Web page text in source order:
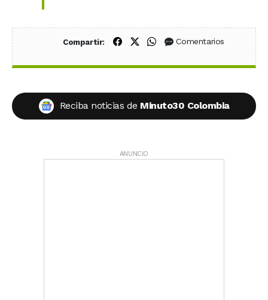
Compartir: Compartir en Facebook
Compartir en X (Twitter)
Compartir en WhatsApp
Comentarios
Reciba noticias de Minuto30 Colombia
ANUNCIO